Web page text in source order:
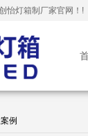
怡灯箱制厂家官网！!
例